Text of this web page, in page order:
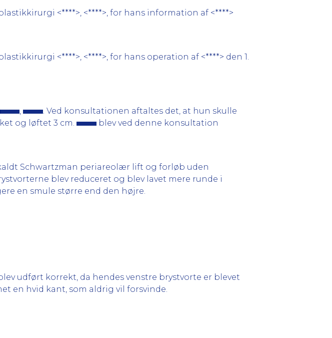
<****>, <****>, for hans information af <****>
<****>, <****>, for hans operation af <****> den 1.
,
. Ved konsultationen aftaltes det, at hun skulle
og løftet 3 cm.
blev ved denne konsultation
Schwartzman periareolær lift og forløb uden
blev reduceret og blev lavet mere runde i
en smule større end den højre.
udført korrekt, da hendes venstre brystvorte er blevet
en hvid kant, som aldrig vil forsvinde.